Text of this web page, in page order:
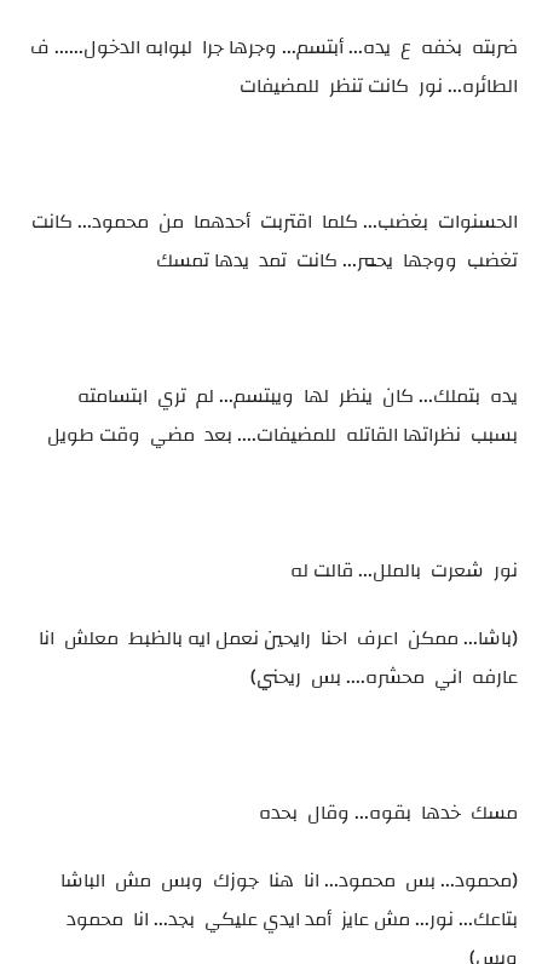
ضربته بخفه ع يده... أبتسم... وجرها جرا لبوابه الدخول...... ف
الطائره... نور كانت تنظر للمضيفات
الحسنوات بغضب... كلما اقتربت أحدهما من محمود... كانت
تغضب ووجها يحمر... كانت تمد يدها تمسك
يده بتملك... كان ينظر لها ويبتسم... لم تري ابتسامته
بسبب نظراتها القاتله للمضيفات.... بعد مضي وقت طويل
نور شعرت بالملل... قالت له
(باشا... ممكن اعرف احنا رايحين نعمل ايه بالظبط معلش انا
عارفه اني محشره.... بس ريحني)
مسك خدها بقوه... وقال بحده
(محمود... بس محمود... انا هنا جوزك وبس مش الباشا
بتاعك... نور... مش عايز أمد ايدي عليكي بجد... انا محمود